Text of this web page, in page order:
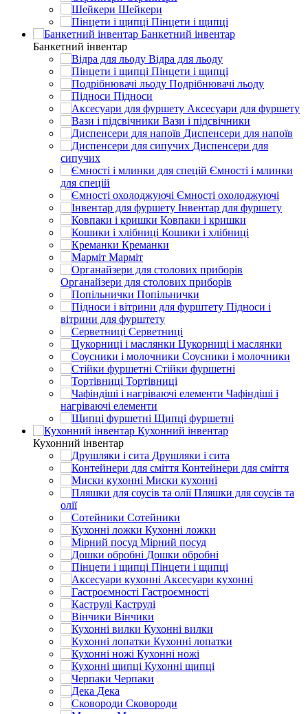
Шейкери
Пінцети і щипці
Банкетний інвентар
Банкетний інвентар
Відра для льоду
Пінцети і щипці
Подрібнювачі льоду
Підноси
Аксесуари для фуршету
Вази і підсвічники
Диспенсери для напоїв
Диспенсери для
сипучих
Ємності і млинки
для спецій
Ємності охолоджуючі
Інвентар для фуршету
Ковпаки і кришки
Кошики і хлібниці
Креманки
Марміт
Органайзери для столових приборів
Попільнички
Підноси і
вітрини для фурштету
Серветниці
Цукорниці і маслянки
Соусники і молочники
Стійки фуршетні
Тортівниці
Чафіндіші і
нагріваючі елементи
Щипці фуршетні
Кухонний інвентар
Кухонний інвентар
Друшляки і сита
Контейнери для сміття
Миски кухонні
Пляшки для соусів та
олії
Сотейники
Кухонні ложки
Мірний посуд
Дошки обробні
Пінцети і щипці
Аксесуари кухонні
Гастроємності
Каструлі
Вінчики
Кухонні вилки
Кухонні лопатки
Кухонні ножі
Кухонні щипці
Черпаки
Дека
Сковороди